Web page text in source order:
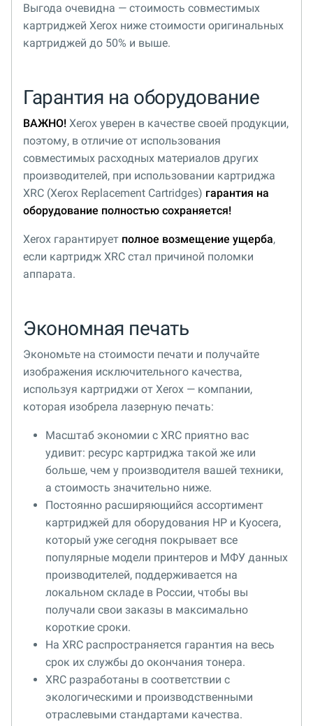
Выгода очевидна — стоимость совместимых
картриджей Xerox ниже стоимости оригинальных
картриджей до 50% и выше.
Гарантия на оборудование
ВАЖНО! Xerox уверен в качестве своей продукции,
поэтому, в отличие от использования
совместимых расходных материалов других
производителей, при использовании картриджа
XRC (Xerox Replacement Cartridges) гарантия на
оборудование полностью сохраняется!
Xerox гарантирует полное возмещение ущерба,
если картридж XRC стал причиной поломки
аппарата.
Экономная печать
Экономьте на стоимости печати и получайте
изображения исключительного качества,
используя картриджи от Xerox — компании,
которая изобрела лазерную печать:
Масштаб экономии с XRC приятно вас
удивит: ресурс картриджа такой же или
больше, чем у производителя вашей техники,
а стоимость значительно ниже.
Постоянно расширяющийся ассортимент
картриджей для оборудования HP и Kyocera,
который уже сегодня покрывает все
популярные модели принтеров и МФУ данных
производителей, поддерживается на
локальном складе в России, чтобы вы
получали свои заказы в максимально
короткие сроки.
На XRC распространяется гарантия на весь
срок их службы до окончания тонера.
XRC разработаны в соответствии с
экологическими и производственными
отраслевыми стандартами качества.